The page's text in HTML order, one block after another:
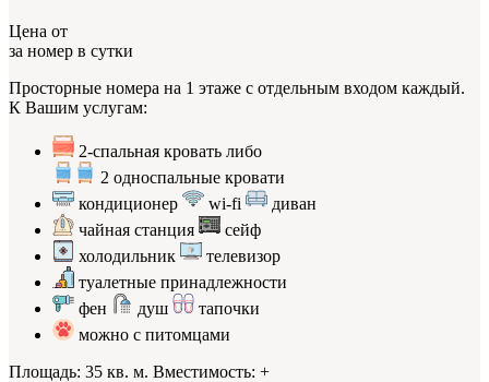
Цена от
за номер в сутки
Просторные номера на 1 этаже с отдельным входом каждый.
К Вашим услугам:
2-спальная кровать либо
2 односпальные кровати
кондиционер
wi-fi
диван
чайная станция
сейф
холодильник
телевизор
туалетные принадлежности
фен
душ
тапочки
можно с питомцами
Площадь: 35 кв. м. Вместимость: +